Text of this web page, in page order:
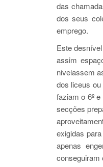
das
dos seus
emprego.
Este
assim
nivelassem
dos liceus
faziam o 6º
secções
exigidas
apenas
conseguiram